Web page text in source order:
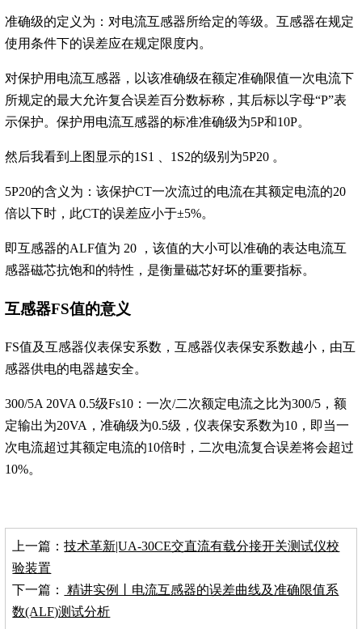
准确级的定义为：对电流互感器所给定的等级。互感器在规定
使用条件下的误差应在规定限度内。
对保护用电流互感器， 以该准确级在额定准确限值一次电流下
所规定的最大允许复合误差百分数标称 ，其后标以字母“P”表
示保护。保护用电流互感器的标准准确级为5P和10P。
然后我看到上图显示的1S1 、1S2的级别为5P20 。
5P20的含义为：该保护CT一次流过的电流在其额定电流的20
倍以下时，此CT的误差应小于±5%。
即互感器的ALF值为 20 ，该值的大小可以准确的表达电流互
感器磁芯抗饱和的特性，是衡量磁芯好坏的重要指标。
互感器FS值的意义
FS值及互感器仪表保安系数，互感器仪表保安系数越小，由互
感器供电的电器越安全。
300/5A 20VA 0.5级Fs10 ：一次/二次额定电流之比为300/5，额
定输出为20VA，准确级为0.5级，仪表保安系数为10，即当一
次电流超过其额定电流的10倍时，二次电流复合误差将会超过
10%。
上一篇：技术革新|UA-30CE交直流有载分接开关测试仪校
验装置
下一篇：
精讲实例丨电流互感器的误差曲线及准确限值系
数(ALF)测试分析